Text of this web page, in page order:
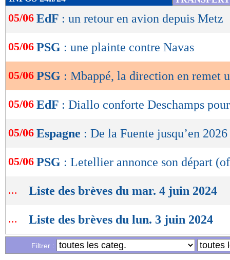
de
lecture
OK
05/06 EdF : un retour en avion depuis Metz
05/06 PSG : une plainte contre Navas
05/06 PSG : Mbappé, la direction en remet
05/06 EdF : Diallo conforte Deschamps
05/06 Espagne : De la Fuente jusqu’en
05/06 PSG : Letellier annonce son départ
... Liste des brèves du mar. 4 juin 2024
... Liste des brèves du lun. 3 juin 2024
Filtrer :